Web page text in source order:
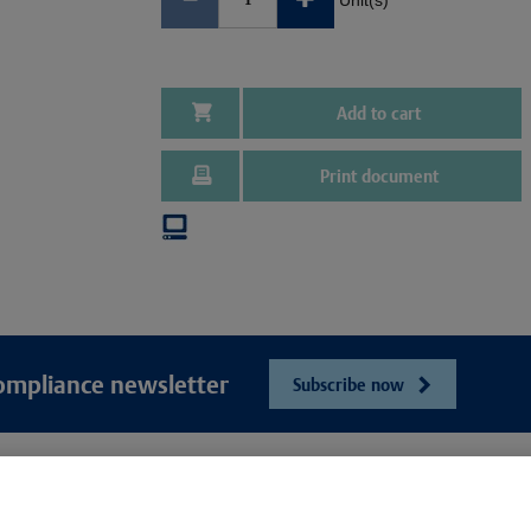
Add to cart
Print document
newsletter Subscribe now